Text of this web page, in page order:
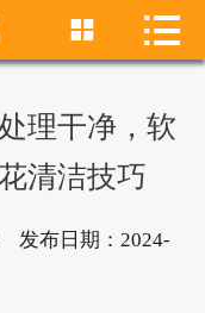
首页
 
理干净，软
清洁技巧
发布日期：2024-